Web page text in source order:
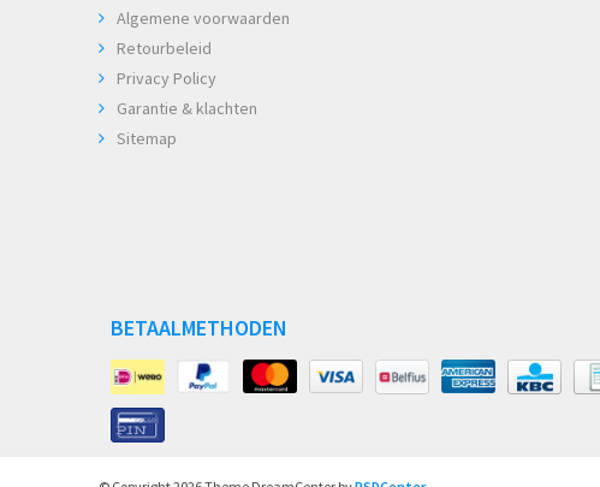
Algemene voorwaarden
Retourbeleid
Privacy Policy
Garantie & klachten
Sitemap
BETAALMETHODEN